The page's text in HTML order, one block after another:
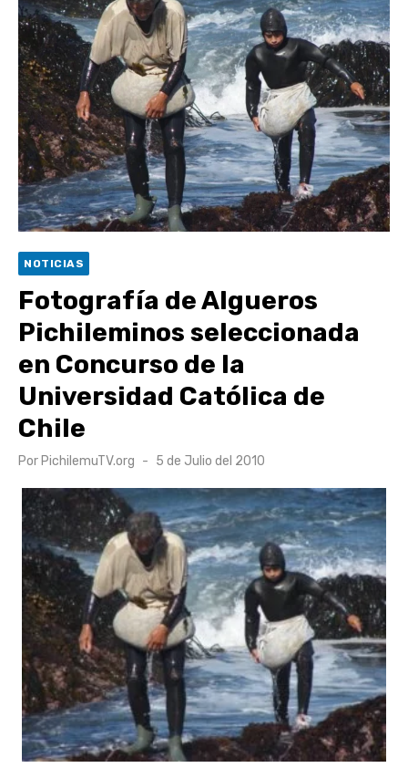
escuela comunitaria
Cóctel de Sábado: Emprendimiento y floricultura con María
Lina Fermandois y Luis Polanco
Seis comunas de O’Higgins inician la construcción
participativa del Plan Local de Restauración del Secano
Costero Nilahue
Torneo Arena Rimar 2026 definió a sus finalistas en su
segunda clasificatoria
Retrospectiva 2026 | Capítulo 03: lessons on flight – Cecilia
Araneda
NOTICIAS
Fotografía de Algueros
Pichileminos seleccionada
en Concurso de la
Universidad Católica de
Chile
Por PichilemuTV.org
Publicado
5 de Julio del 2010